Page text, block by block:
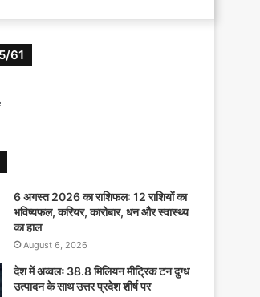
61
6 अगस्त 2026 का राशिफल: 12 राशियों का
भविष्यफल, करियर, कारोबार, धन और स्वास्थ्य
का हाल
August 6, 2026
देश में अव्वलः 38.8 मिलियन मीट्रिक टन दुग्ध
उत्पादन के साथ उत्तर प्रदेश शीर्ष पर